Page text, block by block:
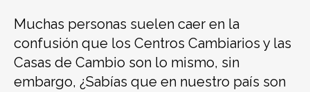
Muchas personas suelen caer en la
confusión que los Centros Cambiarios y las
Casas de Cambio son lo mismo, sin
embargo, ¿Sabías que en nuestro país son